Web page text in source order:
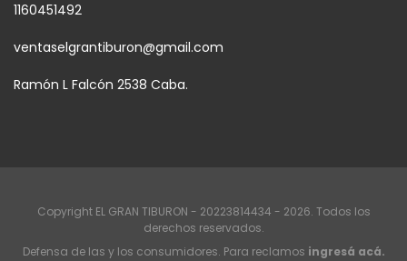
1160451492
ventaselgrantiburon@gmail.com
Ramón L Falcón 2538 Caba.
Copyright EL GRAN TIBURON - 20223814434 - 2026. Todos los
derechos reservados.
Defensa de las y los consumidores. Para reclamos ingresá acá.